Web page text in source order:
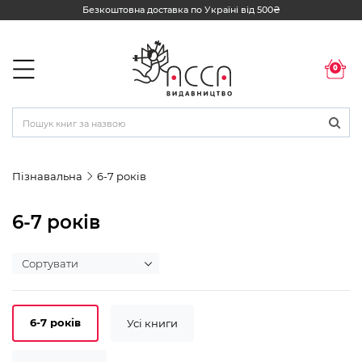
Безкоштовна доставка по Україні від 500₴
0
Пізнавальна 6-7 років
6-7 років
Усі книги
6-7 років